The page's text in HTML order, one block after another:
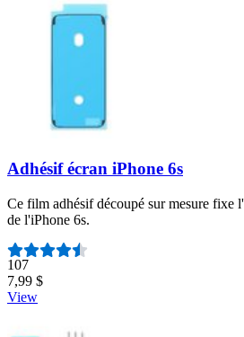
Adhésif écran iPhone 6s
Ce film adhésif découpé sur mesure fixe
de l'iPhone 6s.
Nombre d'avis :
107
7,99 $
View